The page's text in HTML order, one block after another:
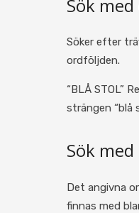
Sök
Söker efter
ordföljden.
“BLÅ STOL”
strängen “blå
Sök
Det angivna
finnas med